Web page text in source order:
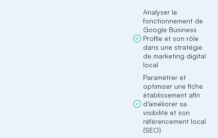
Analyser le
fonctionnement de
Google Business
Profile et son rôle
dans une stratégie
de marketing digital
local
Paramétrer et
optimiser une fiche
établissement afin
d’améliorer sa
visibilité et son
référencement local
(SEO)